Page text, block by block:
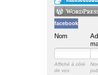
facebook
Nom
Affiché à côté
de vos